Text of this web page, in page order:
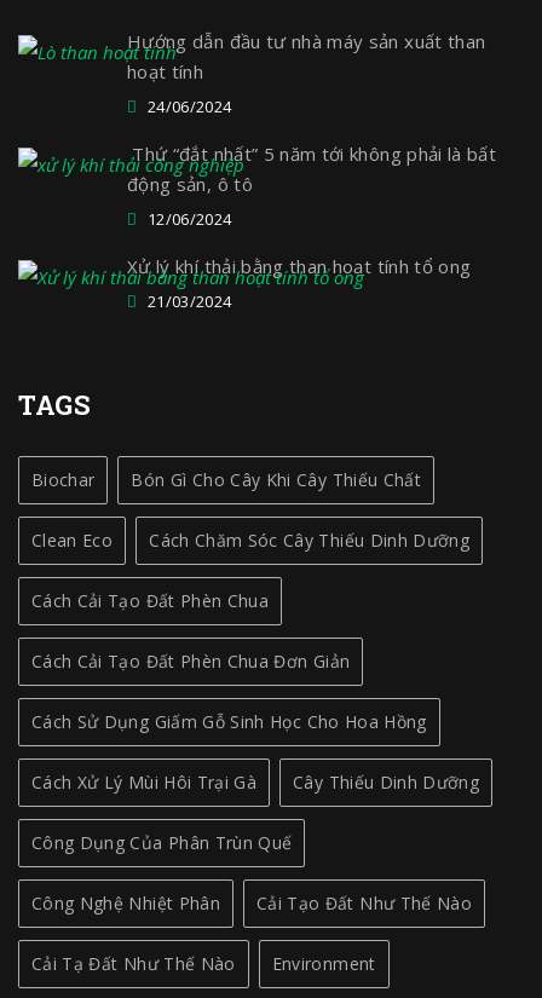
Hướng dẫn đầu tư nhà máy sản xuất than
hoạt tính
24/06/2024
Thứ “đắt nhất” 5 năm tới không phải là bất
động sản, ô tô
12/06/2024
Xử lý khí thải bằng than hoạt tính tổ ong
21/03/2024
TAGS
Biochar Bón Gì Cho Cây Khi Cây Thiếu Chất
Clean Eco Cách Chăm Sóc Cây Thiếu Dinh Dưỡng
Cách Cải Tạo Đất Phèn Chua
Cách Cải Tạo Đất Phèn Chua Đơn Giản
Cách Sử Dụng Giấm Gỗ Sinh Học Cho Hoa Hồng
Cách Xử Lý Mùi Hôi Trại Gà Cây Thiếu Dinh Dưỡng
Công Dụng Của Phân Trùn Quế
Công Nghệ Nhiệt Phân Cải Tạo Đất Như Thế Nào
Cải Tạ Đất Như Thế Nào Environment